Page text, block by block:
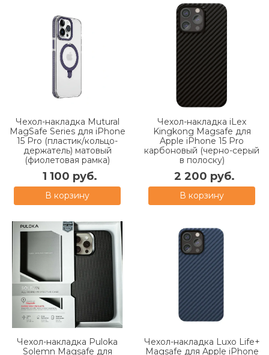
Чехол-накладка Mutural
MagSafe Series для iPhone
15 Pro (пластик/кольцо-
держатель) матовый
(фиолетовая рамка)
1 100 руб.
В корзину
Чехол-накладка iLex
Kingkong Magsafe для
Apple iPhone 15 Pro
карбоновый (черно-серый
в полоску)
2 200 руб.
В корзину
Чехол-накладка Puloka
Solemn Magsafe для
Чехол-накладка Luxo Life+
Magsafe для Apple iPhone